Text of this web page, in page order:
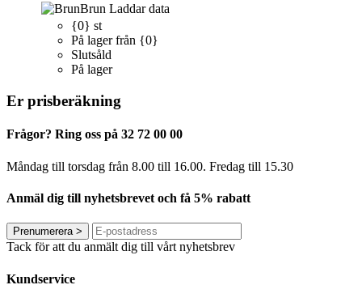
Brun Laddar data
{0} st
På lager från {0}
Slutsåld
På lager
Er prisberäkning
Frågor? Ring oss på 32 72 00 00
Måndag till torsdag från 8.00 till 16.00. Fredag ​​till 15.30
Anmäl dig till nyhetsbrevet och få 5% rabatt
Prenumerera>
Tack för att du anmält dig till vårt nyhetsbrev
Kundservice